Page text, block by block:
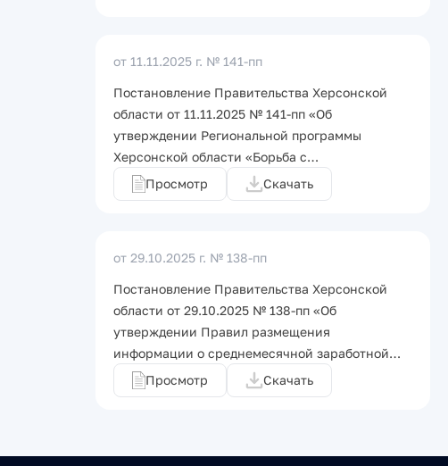
от 11.11.2025 г. № 141-пп
Постановление Правительства Херсонской
области от 11.11.2025 № 141-пп «Об
утверждении Региональной программы
Херсонской области «Борьба с…
Просмотр
Скачать
от 29.10.2025 г. № 138-пп
Постановление Правительства Херсонской
области от 29.10.2025 № 138-пп «Об
утверждении Правил размещения
информации о среднемесячной заработной…
Просмотр
Скачать